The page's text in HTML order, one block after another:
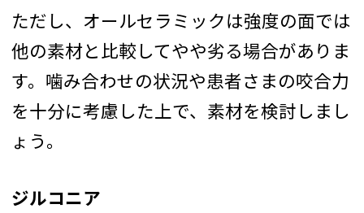
ただし、オールセラミックは強度の面では
他の素材と比較してやや劣る場合がありま
す。噛み合わせの状況や患者さまの咬合力
を十分に考慮した上で、素材を検討しまし
ょう。
ジルコニア